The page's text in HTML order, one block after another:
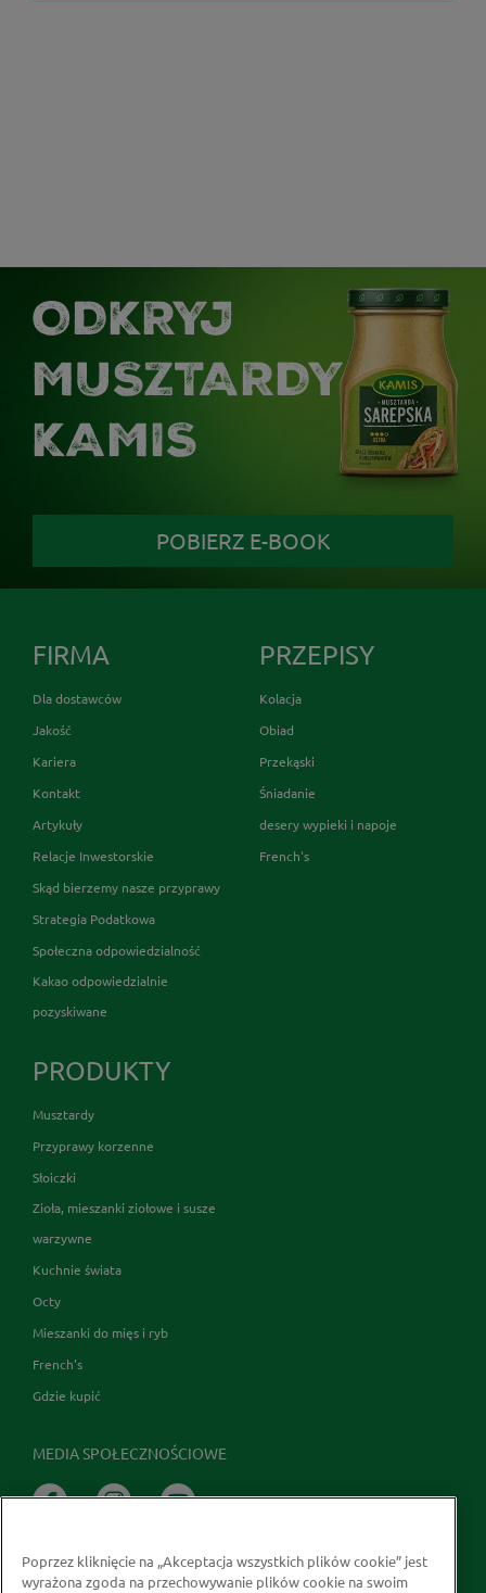
ODKRYJ
MUSZTARDY
KAMIS
POBIERZ E-BOOK
FIRMA
Dla dostawców
Jakość
Kariera
Kontakt
Artykuły
Relacje Inwestorskie
Skąd bierzemy nasze przyprawy
Strategia Podatkowa
Społeczna odpowiedzialność
Kakao odpowiedzialnie
pozyskiwane
PRZEPISY
Kolacja
Obiad
Przekąski
Śniadanie
desery wypieki i napoje
French's
PRODUKTY
Musztardy
Przyprawy korzenne
Słoiczki
Zioła, mieszanki ziołowe i susze
warzywne
Kuchnie świata
Octy
Mieszanki do mięs i ryb
French's
Gdzie kupić
MEDIA SPOŁECZNOŚCIOWE
Poprzez kliknięcie na „Akceptacja wszystkich plików cookie” jest
wyrażona zgoda na przechowywanie plików cookie na swoim